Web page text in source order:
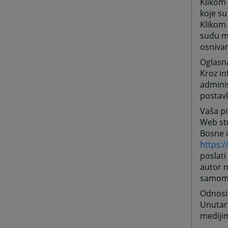
koje
sudu
Kroz
Vaša
Web
Bosne
poslati
autor